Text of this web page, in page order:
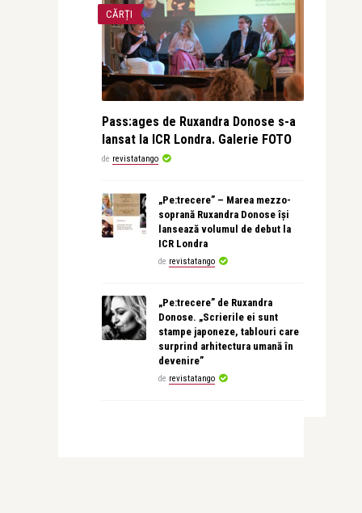
CĂRȚI
Pass:ages de Ruxandra Donose s-a
lansat la ICR Londra. Galerie FOTO
de revistatango
„Pe:trecere” – Marea mezzo-
soprană Ruxandra Donose își
lansează volumul de debut la
ICR Londra
de revistatango
„Pe:trecere” de Ruxandra
Donose. „Scrierile ei sunt
stampe japoneze, tablouri care
surprind arhitectura umană în
devenire”
de revistatango